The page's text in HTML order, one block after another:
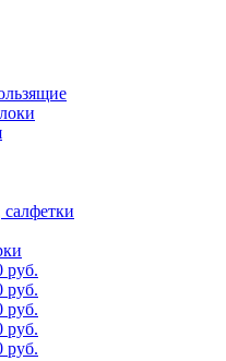
руб.
руб.
руб.
руб.
руб.